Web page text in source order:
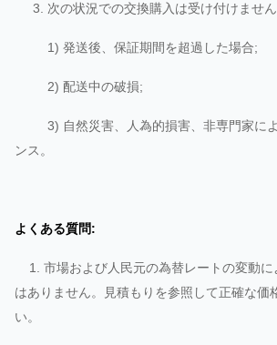
3. 次の状況での交換購入は受け付けません
1) 発送後、保証期間を超過した場合;
2) 配送中の破損;
3) 自然災害、人為的損害、非専門家によ
ンス。
よくある質問:
1. 市場および人民元の為替レートの変動に
はありません。見積もりを参照して正確な価
い。